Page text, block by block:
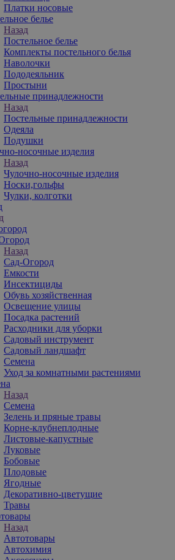
Платки носовые
белье
Назад
Постельное белье
Комплекты постельного белья
Наволочки
Пододеяльник
Простыни
принадлежности
Назад
Постельные принадлежности
Одеяла
Подушки
носочные изделия
Назад
Чулочно-носочные изделия
Носки,гольфы
Чулки, колготки
Назад
Сад-Огород
Емкости
Инсектициды
Обувь хозяйственная
Освещение улицы
Посадка растений
Расходники для уборки
Садовый инструмент
Садовый ландшафт
Семена
Уход за комнатными растениями
Назад
Семена
Зелень и пряные травы
Корне-клубнеплодные
Листовые-капустные
Луковые
Бобовые
Плодовые
Ягодные
Декоративно-цветущие
Травы
Назад
Автотовары
Автохимия